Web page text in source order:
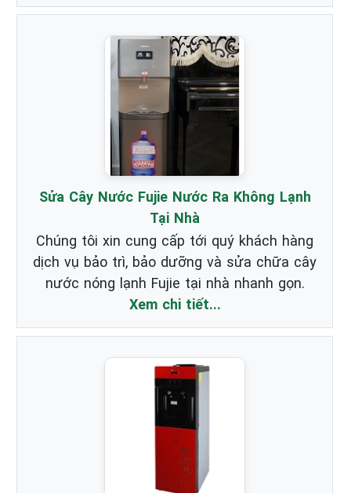
Sửa Cây Nước Fujie Nước Ra Không Lạnh
Tại Nhà
Chúng tôi xin cung cấp tới quý khách hàng
dịch vụ bảo trì, bảo dưỡng và sửa chữa cây
nước nóng lạnh Fujie tại nhà nhanh gọn.
Xem chi tiết...